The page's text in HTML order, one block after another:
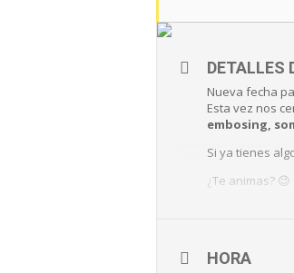
DETALLES
Nueva fecha
Esta vez nos
embosing,
Si ya tienes
¿Te animas? 😉
943 04 07 79
HORA